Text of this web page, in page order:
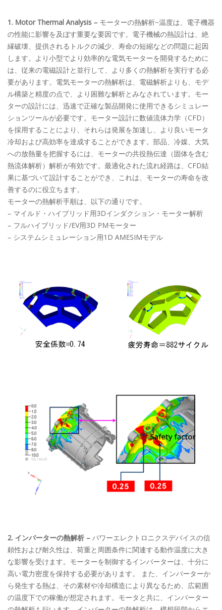
1. Motor Thermal Analysis – モーターの熱解析−温度は、電子機器
の性能に影響を及ぼす重要な要因です。電子機械の熱設計は、絶
縁破壊、提供されるトルクの減少、寿命の短縮などの問題に起因
します。より小型でより効率的な電気モーターを開発するために
は、従来の電磁設計と並行して、より多くの熱解析を実行する必
要があります。電気モーターの熱解析は、電磁解析よりも、モデ
ル構築と精度の点で、より困難な解析とみなされています。モー
ターの設計には、迅速で正確な製品開発に使用できるシミュレー
ションツールが必要です。モーター設計に数値流体力学（CFD）
を採用することにより、それらは発展を加速し、より良いモータ
冷却および高効率を達成することができます。部品、冷媒、大気
への放熱量を把握するには、モーターの共役熱伝達（固体を含む
熱流体解析）解析が有効です。最適化された流れ経路は、CFD結
果に基づいて設計することができ、これは、モーターの寿命を改
善するのに役立ちます。
モーターの熱解析手順は、以下の通りです。
– マイルド・ハイブリッド用3Dインダクション・モーター解析
– フルハイブリッド/EV用3D PMモーター
– システムシミュレーション用1D AMESIMモデル
2. インバーターの熱解析 – パワーエレクトロニクスデバイスの信
頼性および耐久性は、荷重と周囲条件に関連する動作温度に大き
な影響を受けます。モーターを制御するインバーターは、十分に
高い電力密度を保持する必要があります。 また、インバーターか
ら発生する熱は、その素材や冷却構造により異なるため、広範囲
の温度下での稼働が想定されます。モータと共に、インバーター